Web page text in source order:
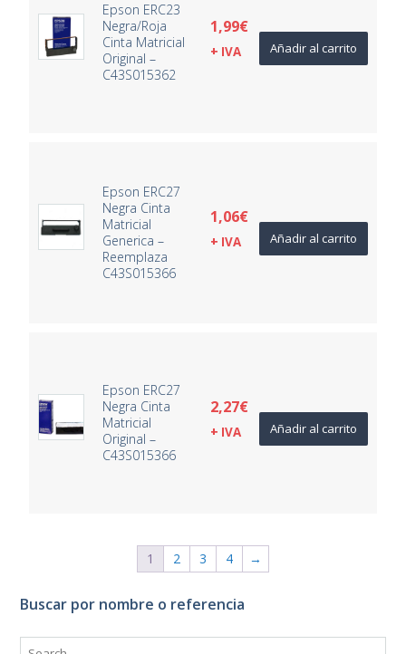
Epson ERC23
Negra/Roja
Cinta Matricial
Original –
C43S015362
1,99€
+ IVA Añadir al carrito
Epson ERC27
Negra Cinta
Matricial
Generica –
Reemplaza
C43S015366
1,06€
+ IVA Añadir al carrito
Epson ERC27
Negra Cinta
Matricial
Original –
C43S015366
2,27€
+ IVA Añadir al carrito
1 2 3 4 →
Buscar por nombre o referencia